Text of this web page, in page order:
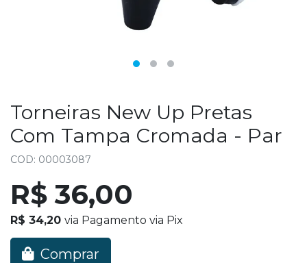
Torneiras New Up Pretas
Com Tampa Cromada - Par
COD: 00003087
R$ 36,00
R$ 34,20 via Pagamento via Pix
Comprar